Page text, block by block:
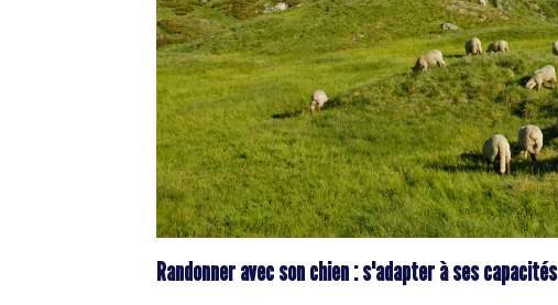
Randonner avec son chien : s'adapter à ses capacités